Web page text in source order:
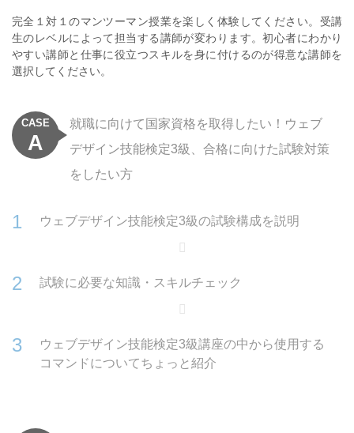
完全１対１のマンツーマン授業を楽しく体験してください。 受講
生のレベルによって担当する講師が変わります。初心者にわかり
やすい講師と仕事に役立つスキルを身に付けるのが得意な講師を
選択してください。
CASE
A
就職に向けて国家資格を取得したい！ウェブ
デザイン技能検定3級、合格に向けた試験対策
をしたい方
ウェブデザイン技能検定3級の試験構成を説明
試験に必要な知識・スキルチェック
ウェブデザイン技能検定3級講座の中から使用する
コマンドについてちょっと紹介